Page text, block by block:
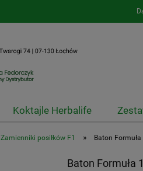
Koktajle Herbalife
Zamienniki posiłków F1 » Baton
Baton Formuła